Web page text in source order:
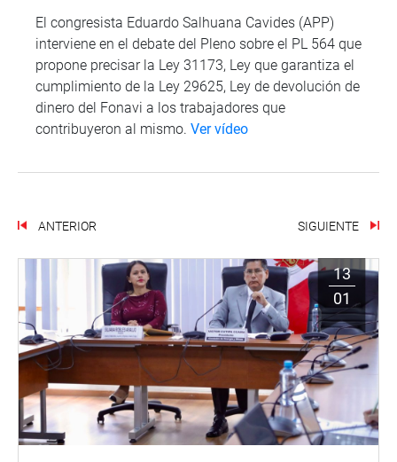
El congresista Eduardo Salhuana Cavides (APP)
interviene en el debate del Pleno sobre el PL 564 que
propone precisar la Ley 31173, Ley que garantiza el
cumplimiento de la Ley 29625, Ley de devolución de
dinero del Fonavi a los trabajadores que
contribuyeron al mismo. Ver vídeo
ANTERIOR SIGUIENTE
13
01